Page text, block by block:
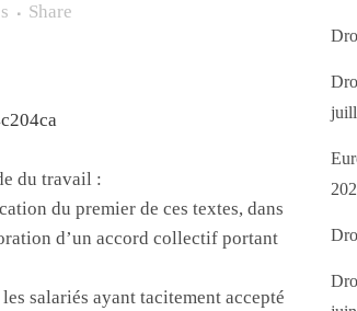
Share
du travail :
du premier de ces textes, dans
d’un accord collectif portant
salariés ayant tacitement accepté